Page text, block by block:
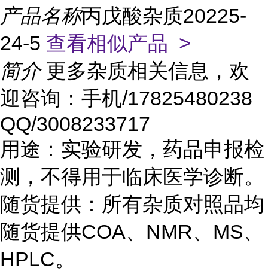
产品名称丙戊酸杂质20225-
24-5 查看相似产品 >
简介 更多杂质相关信息，欢
迎咨询：手机/17825480238
QQ/3008233717
用途：实验研发，药品申报检
测，不得用于临床医学诊断。
随货提供：所有杂质对照品均
随货提供COA、NMR、MS、
HPLC。